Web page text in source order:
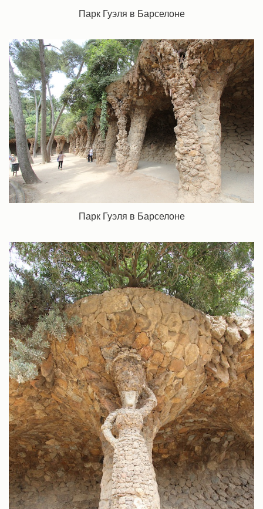
Парк Гуэля в Барселоне
Парк Гуэля в Барселоне